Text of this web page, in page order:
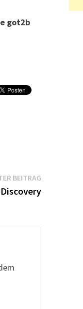
got2b
BEITRAGNächster
Beitrag: